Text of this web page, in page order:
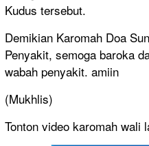
Kudus tersebut.
Demikian Karomah Doa
Penyakit, semoga baroka
wabah penyakit. amiin
(Mukhlis)
Tonton video karomah wali